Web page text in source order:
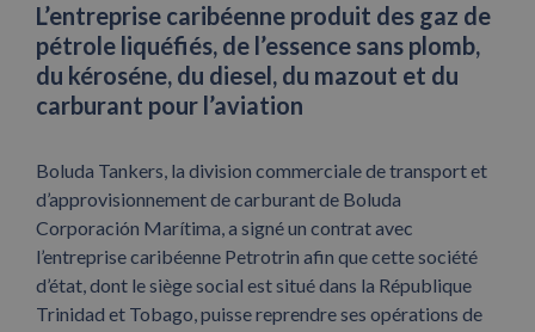
L’entreprise caribéenne produit des gaz de
pétrole liquéfiés, de l’essence sans plomb,
du kéroséne, du diesel, du mazout et du
carburant pour l’aviation
Boluda Tankers, la division commerciale de transport et
d’approvisionnement de carburant de Boluda
Corporación Marítima, a signé un contrat avec
l’entreprise caribéenne Petrotrin afin que cette société
d’état, dont le siège social est situé dans la République
Trinidad et Tobago, puisse reprendre ses opérations de